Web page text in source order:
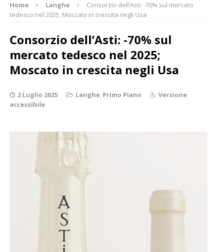
Home Langhe
Consorzio dell’Asti: -70% sul mercato
tedesco nel 2025; Moscato in crescita negli Usa
Consorzio dell’Asti: -70% sul
mercato tedesco nel 2025;
Moscato in crescita negli Usa
2 Luglio 2025 Langhe, Primo Piano
Versione
accessibile